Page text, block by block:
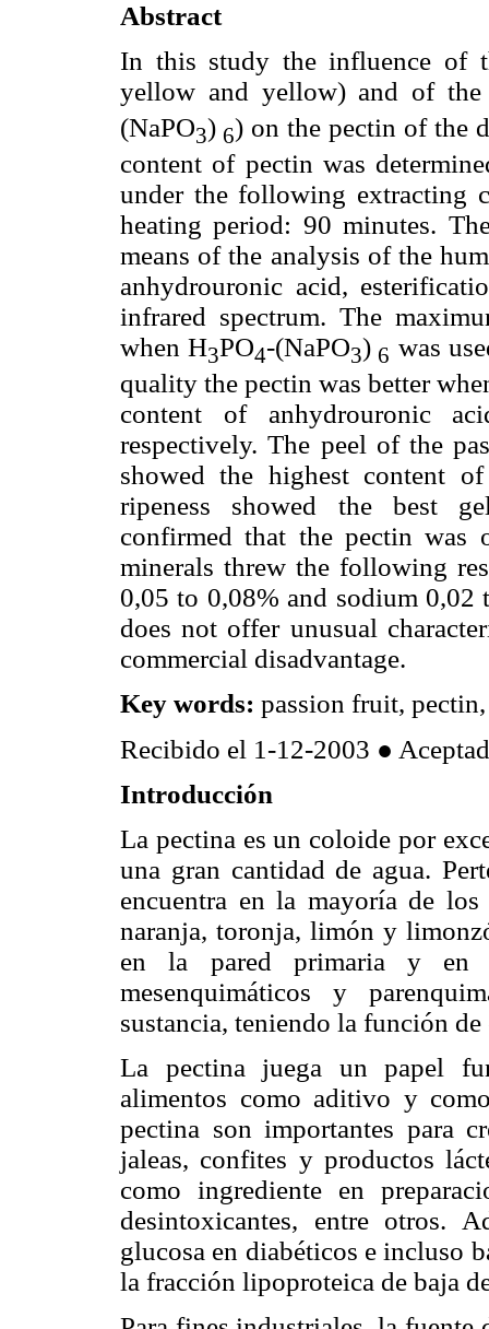
Abstract
In this study the influence of
yellow and yellow) and of
(NaPO3) 6) on the pectin of the
content of pectin was
under the following extracting
heating period: 90 minutes.
means of the analysis of the
anhydrouronic acid,
infrared spectrum. The
when H3PO4-(NaPO3) 6 was
quality the pectin was better
content of anhydrouronic
respectively. The peel of the
showed the highest content
ripeness showed the best
confirmed that the pectin
minerals threw the following
0,05 to 0,08% and sodium
does not offer unusual
commercial disadvantage.
Key words: passion fruit,
Recibido el 1-12-2003 ●
Introducción
La pectina es un coloide por
una gran cantidad de agua.
encuentra en la mayoría de los
naranja, toronja, limón y
en la pared primaria y en
mesenquimáticos y
sustancia, teniendo la función
La pectina juega un papel
alimentos como aditivo y
pectina son importantes para
jaleas, confites y productos
como ingrediente en
desintoxicantes, entre otros.
glucosa en diabéticos e incluso
la fracción lipoproteica de baja